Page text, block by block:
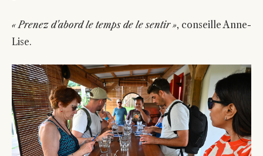
« Prenez d'abord le temps de le sentir », conseille Anne-
Lise.